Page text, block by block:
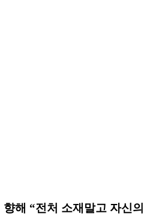
해 “전처 소재말고 자신의